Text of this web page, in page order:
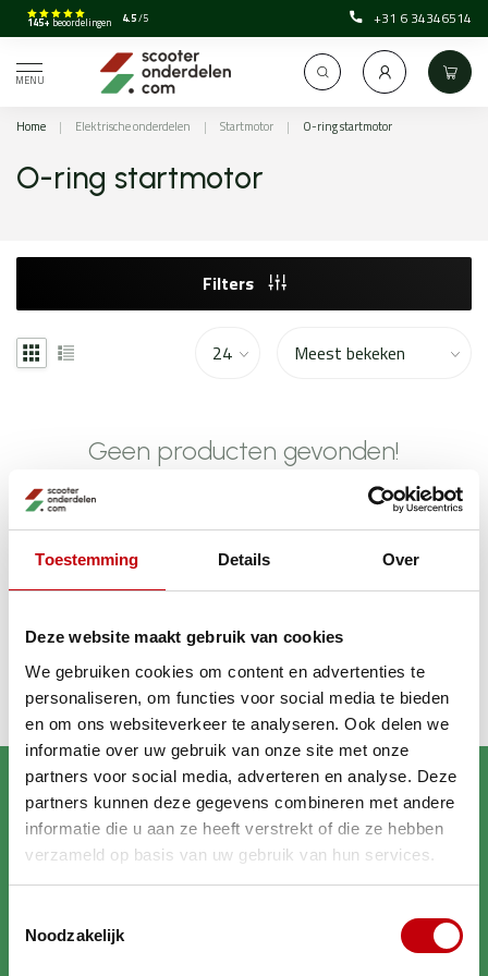
Toestemming Details Over
Deze website maakt gebruik van cookies
We gebruiken cookies om content en advertenties te
personaliseren, om functies voor social media te bieden
en om ons websiteverkeer te analyseren. Ook delen we
informatie over uw gebruik van onze site met onze
partners voor social media, adverteren en analyse. Deze
partners kunnen deze gegevens combineren met andere
informatie die u aan ze heeft verstrekt of die ze hebben
verzameld op basis van uw gebruik van hun services.
Noodzakelijk
145+ beoordelingen 4.5/5 +31 6 34346514
MENU
Home | Elektrische onderdelen | Startmotor | O-ring startmotor
O-ring startmotor
Filters
Geen producten gevonden!
Recent bekeken
topconditie